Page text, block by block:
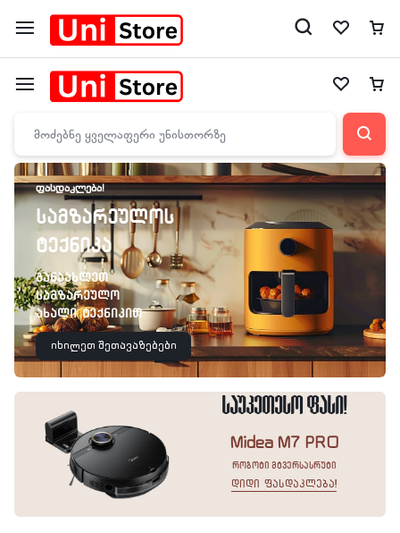
ᲤᲐᲡᲓᲐᲙᲚᲔᲑᲐ!
სამზარეულოს
ტექნიკა
განაახლეთ
სამზარეულო
ახალი ტექნიკით
იხილეთ შეთავაზებები
საუკეთესო ფასი!
Midea M7 PRO
რობოტი მტვერსასრუტი
დიდი ფასდაკლება!